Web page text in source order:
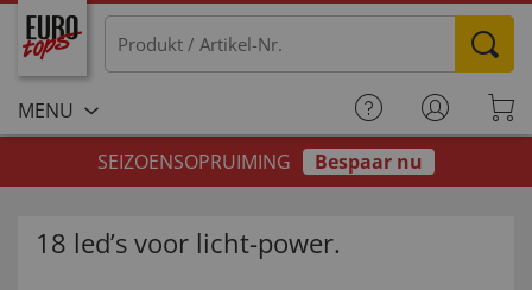
MENU
SEIZOENSOPRUIMING
Bespaar nu
18 led’s voor licht-power.